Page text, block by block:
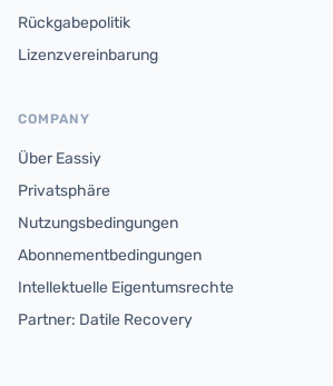
Rückgabepolitik
Lizenzvereinbarung
COMPANY
Über Eassiy
Privatsphäre
Nutzungsbedingungen
Abonnementbedingungen
Intellektuelle Eigentumsrechte
Partner: Datile Recovery